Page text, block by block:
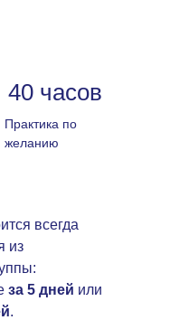
всегда
из
за 5 дней или
.
40 часов
Практика по
желанию